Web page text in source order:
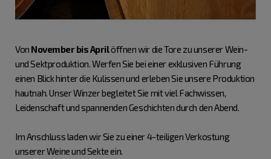
Von November bis Aprilöffnen wir die Tore zu unserer Wein-
und Sektproduktion. Werfen Sie bei einer exklusiven Führung
einen Blick hinter die Kulissen und erleben Sie unsere Produktion
hautnah. Unser Winzer begleitet Sie mit viel Fachwissen,
Leidenschaft und spannenden Geschichten durch den Abend.
Im Anschluss laden wir Sie zu einer 4-teiligen Verkostung
unserer Weine und Sekte ein.